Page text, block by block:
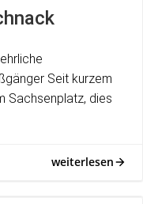
Seit kurzem
Sachsenplatz, dies
weiterlesen